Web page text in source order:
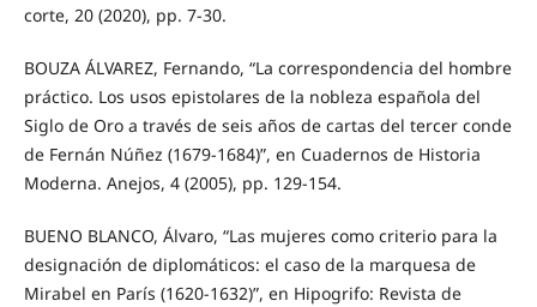
corte, 20 (2020), pp. 7-30.
BOUZA ÁLVAREZ, Fernando, “La correspondencia del hombre
práctico. Los usos epistolares de la nobleza española del
Siglo de Oro a través de seis años de cartas del tercer conde
de Fernán Núñez (1679-1684)”, en Cuadernos de Historia
Moderna. Anejos, 4 (2005), pp. 129-154.
BUENO BLANCO, Álvaro, “Las mujeres como criterio para la
designación de diplomáticos: el caso de la marquesa de
Mirabel en París (1620-1632)”, en Hipogrifo: Revista de